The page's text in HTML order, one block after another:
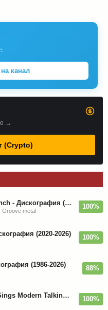
канал
→
(Crypto)
Five Finger Death Punch - Дискография (2008-2026)
Groove metal
100%
(2020-2026) 100%
(1986-2026) 88%
Thomas Anders / … Sings Modern Talking: The Best hi-res 100%